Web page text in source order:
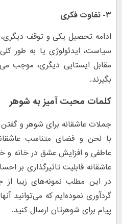
۳- تفاوت فکری
ادامه تحصیل یکی و توقف
سیاست، ایدئولوژی یا به طور
مقابل ایستایی دیگری، موجب
بگیرند.
کلمات محبت آمیز به شوهر
جملات عاشقانه برای شوهر و
با لحن و فضای متناسب
عاطفی و افزایش عشق در خانه و
عاشقانه قابلیت تاثیرگذاری بر
در این مطلب نمونه‌های زیبا از
گردآوری نموده‌ایم که می‌توانید
پیام برای شوهرتان ارسال کنید.